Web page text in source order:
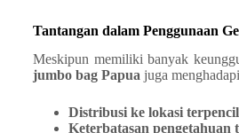
Tantangan dalam Penggunaan
Meskipun memiliki banyak
jumbo bag Papua juga
Distribusi ke lokasi terpencil
Keterbatasan pengetahuan